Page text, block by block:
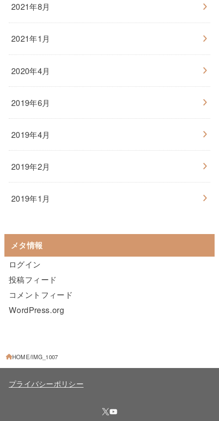
2021年8月
2021年1月
2020年4月
2019年6月
2019年4月
2019年2月
2019年1月
メタ情報
ログイン
投稿フィード
コメントフィード
WordPress.org
HOME IMG_1007
プライバシーポリシー